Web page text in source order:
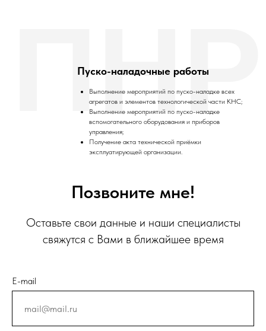
Пуско-наладочные работы
Выполнение мероприятий по пуско-наладке всех
агрегатов и элементов технологической части КНС;
Выполнение мероприятий по пуско-наладке
вспомогательного оборудования и приборов
управления;
Получение акта технической приёмки
эксплуатирующей организации.
ПНР
Позвоните мне!
Оставьте свои данные и наши специалисты
свяжутся с Вами в ближайшее время
E-mail